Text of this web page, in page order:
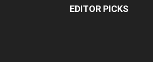
EDITOR PICKS